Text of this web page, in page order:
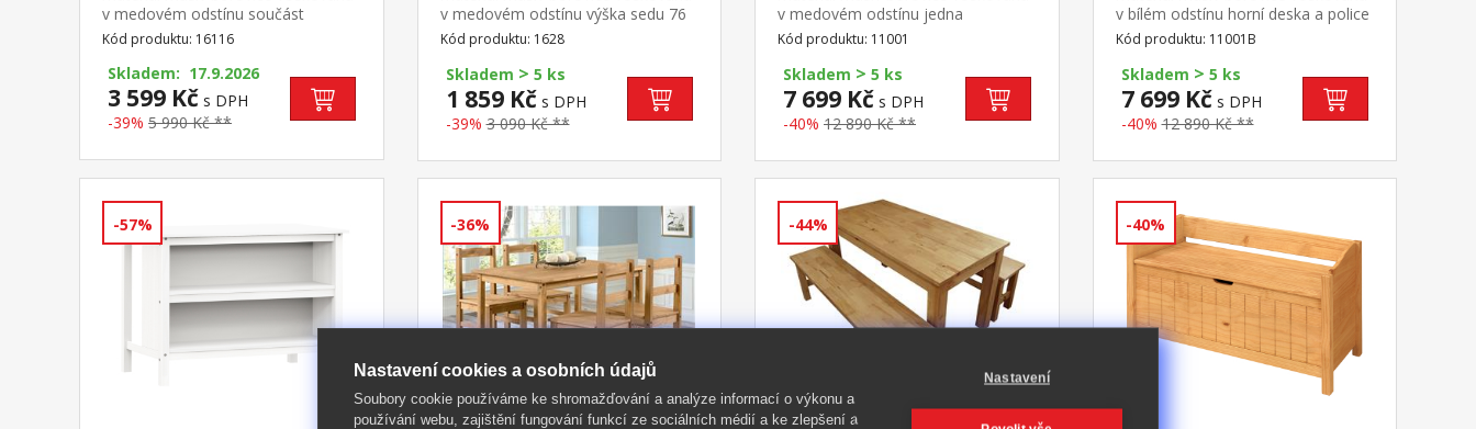
v medovém odstínu součást
sestavy Corona 2
Kód produktu: 16116
Skladem: 17.9.2026
3 599 Kč s DPH
-39% 5 990 Kč **
v medovém odstínu výška sedu 76
cm vhodná k barovému stolu
CORONA 2 vosk 16118 součást
sestavy Corona 2
Kód produktu: 1628
Skladem > 5 ks
1 859 Kč s DPH
-39% 3 090 Kč **
v medovém odstínu jedna
police součást sestavy Corona 2
Kód produktu: 11001
Skladem > 5 ks
7 699 Kč s DPH
-40% 12 890 Kč **
v bílém odstínu horní deska a police
voskovaná v medovém
odstínu jedna police součást
sestavy Corona 2
Kód produktu: 11001B
Skladem > 5 ks
7 699 Kč s DPH
-40% 12 890 Kč **
-57% -36% -44% -40%
Nastavení cookies a osobních údajů
Soubory cookie používáme ke shromažďování a analýze informací o výkonu a
používání webu, zajištění fungování funkcí ze sociálních médií a ke zlepšení a
Nastavení